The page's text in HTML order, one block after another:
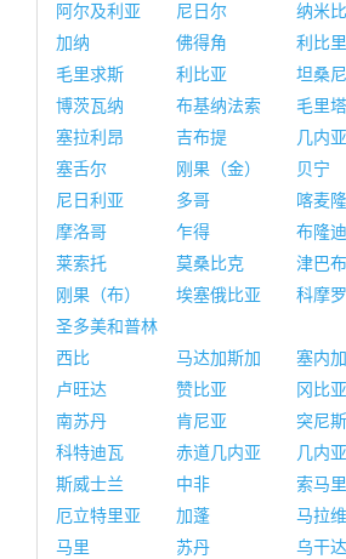
阿尔及利亚
尼日尔
纳米
加纳
佛得角
利比
毛里求斯
利比亚
坦桑
博茨瓦纳
布基纳法索
毛里
塞拉利昂
吉布提
几内亚
塞舌尔
刚果（金）
贝宁
尼日利亚
多哥
喀麦隆
摩洛哥
乍得
布隆迪
莱索托
莫桑比克
津巴
刚果（布）
埃塞俄比亚
科摩罗
圣多美和普林
西比
马达加斯加
塞内
卢旺达
赞比亚
冈比亚
南苏丹
肯尼亚
突尼斯
科特迪瓦
赤道几内亚
几内
斯威士兰
中非
索马里
厄立特里亚
加蓬
马拉维
马里
苏丹 乌干达